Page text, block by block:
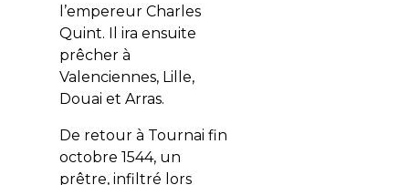
l’empereur Charles
Quint. Il ira ensuite
prêcher à
Valenciennes, Lille,
Douai et Arras.
De retour à Tournai fin
octobre 1544, un
prêtre, infiltré lors